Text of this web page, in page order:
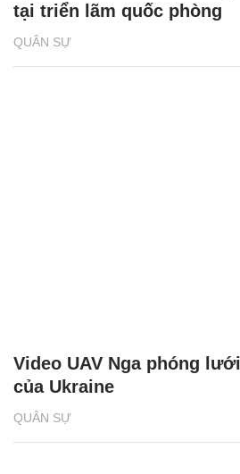
QUÂN SỰ
tại triển lãm quốc phòng
QUÂN SỰ
Video UAV Nga phóng
của Ukraine